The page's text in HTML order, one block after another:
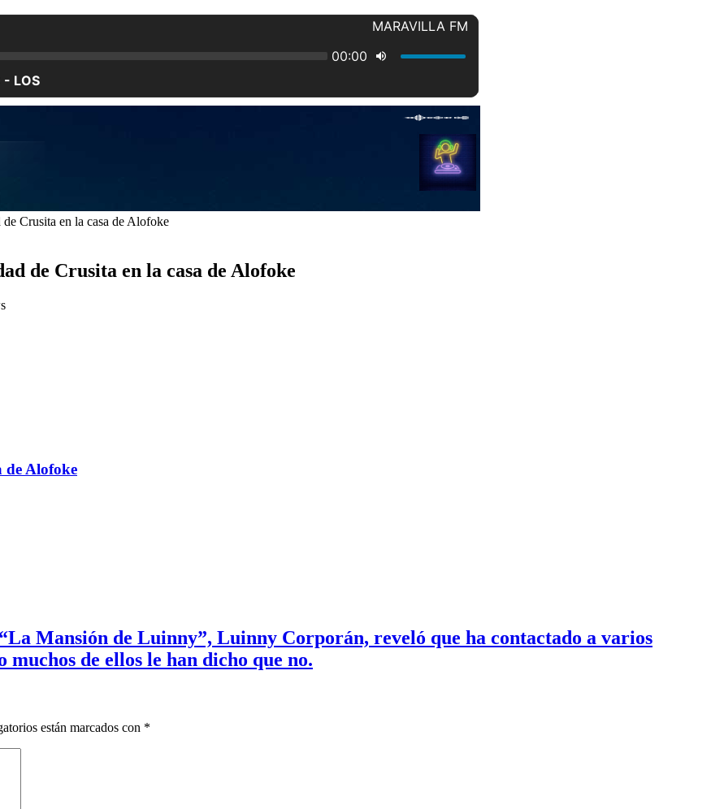
Crusita en la casa de Alofoke
de Crusita en la casa de Alofoke
de Alofoke
Mansión de Luinny”, Luinny Corporán, reveló que ha contactado a varios
de ellos le han dicho que no.
están marcados con *